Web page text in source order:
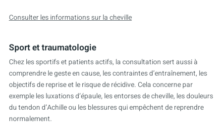
Consulter les informations sur la cheville
Sport et traumatologie
Chez les sportifs et patients actifs, la consultation sert aussi à
comprendre le geste en cause, les contraintes d’entraînement, les
objectifs de reprise et le risque de récidive. Cela concerne par
exemple les luxations d’épaule, les entorses de cheville, les douleurs
du tendon d’Achille ou les blessures qui empêchent de reprendre
normalement.